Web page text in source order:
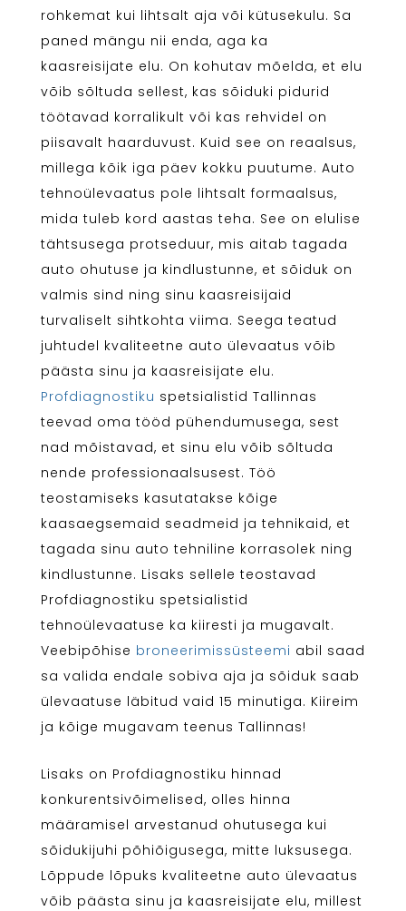
rohkemat kui lihtsalt aja või kütusekulu. Sa
paned mängu nii enda, aga ka
kaasreisijate elu. On kohutav mõelda, et elu
võib sõltuda sellest, kas sõiduki pidurid
töötavad korralikult või kas rehvidel on
piisavalt haarduvust. Kuid see on reaalsus,
millega kõik iga päev kokku puutume. Auto
tehnoülevaatus pole lihtsalt formaalsus,
mida tuleb kord aastas teha. See on elulise
tähtsusega protseduur, mis aitab tagada
auto ohutuse ja kindlustunne, et sõiduk on
valmis sind ning sinu kaasreisijaid
turvaliselt sihtkohta viima. Seega teatud
juhtudel kvaliteetne auto ülevaatus võib
päästa sinu ja kaasreisijate elu.
Profdiagnostiku spetsialistid Tallinnas
teevad oma tööd pühendumusega, sest
nad mõistavad, et sinu elu võib sõltuda
nende professionaalsusest. Töö
teostamiseks kasutatakse kõige
kaasaegsemaid seadmeid ja tehnikaid, et
tagada sinu auto tehniline korrasolek ning
kindlustunne. Lisaks sellele teostavad
Profdiagnostiku spetsialistid
tehnoülevaatuse ka kiiresti ja mugavalt.
Veebipõhise broneerimissüsteemi abil saad
sa valida endale sobiva aja ja sõiduk saab
ülevaatuse läbitud vaid 15 minutiga. Kiireim
ja kõige mugavam teenus Tallinnas!
Lisaks on Profdiagnostiku hinnad
konkurentsivõimelised, olles hinna
määramisel arvestanud ohutusega kui
sõidukijuhi põhiõigusega, mitte luksusega.
Lõppude lõpuks kvaliteetne auto ülevaatus
võib päästa sinu ja kaasreisijate elu, millest